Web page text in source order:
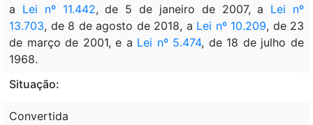
a Lei nº 11.442, de 5 de janeiro de 2007, a Lei nº
13.703, de 8 de agosto de 2018, a Lei nº 10.209, de 23
de março de 2001, e a Lei nº 5.474, de 18 de julho de
1968.
Situação:
Convertida